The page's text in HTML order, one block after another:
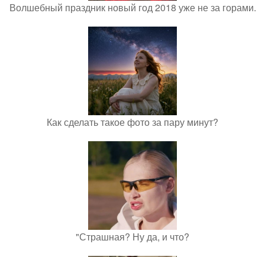
Волшебный праздник новый год 2018 уже не за горами.
Как сделать такое фото за пару минут?
"Страшная? Ну да, и что?